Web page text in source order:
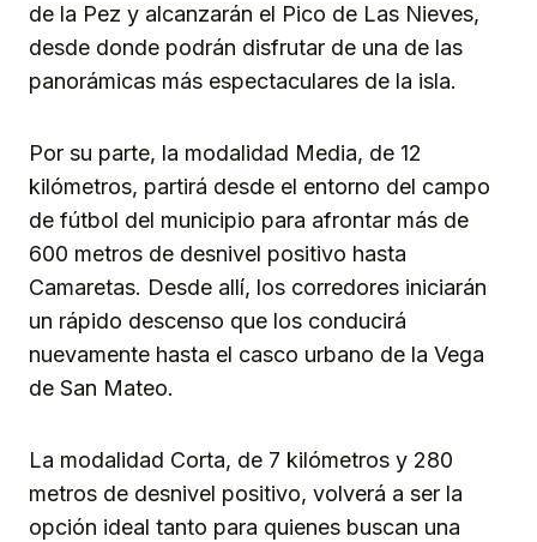
de la Pez y alcanzarán el Pico de Las Nieves,
desde donde podrán disfrutar de una de las
panorámicas más espectaculares de la isla.
Por su parte, la modalidad Media, de 12
kilómetros, partirá desde el entorno del campo
de fútbol del municipio para afrontar más de
600 metros de desnivel positivo hasta
Camaretas. Desde allí, los corredores iniciarán
un rápido descenso que los conducirá
nuevamente hasta el casco urbano de la Vega
de San Mateo.
La modalidad Corta, de 7 kilómetros y 280
metros de desnivel positivo, volverá a ser la
opción ideal tanto para quienes buscan una